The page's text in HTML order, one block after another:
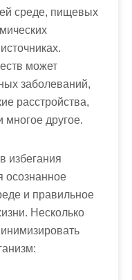
среде, пищевых
может
заболеваний,
расстройства,
другое.
избегания
осознанное
и правильное
Несколько